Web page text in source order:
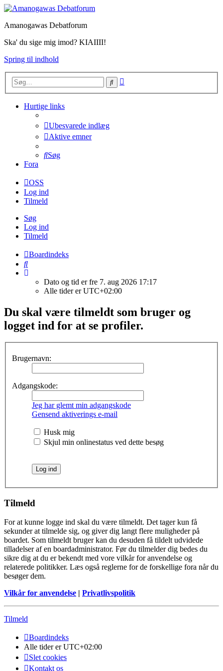
Amanogawas Debatforum
Ska' du sige mig imod? KIAIIII!
Spring til indhold
Søg
Hurtige links
Ubesvarede indlæg
Aktive emner
Søg
Fora
OSS
Log ind
Tilmeld
Søg
Log ind
Tilmeld
Boardindeks
Søg
Dato og tid er fre 7. aug 2026 17:17
Alle tider erUTC+02:00
Du skal være tilmeldt som bruger og
logget ind for at se profiler.
Brugernavn:
Adgangskode:
Jeg har glemt min adgangskode
Gensend aktiverings e-mail
Husk mig
Skjul min onlinestatus ved dette besøg
Tilmeld
For at kunne logge ind skal du være tilmeldt. Det tager kun få
sekunder at tilmelde sig, og giver dig langt flere muligheder på
boardet. Som tilmeldt bruger kan du desuden få tildelt udvidede
tilladelser af en boardadministrator. Før du tilmelder dig bedes du
sikre dig at du er bekendt med vore vilkår for anvendelse og
relaterede politikker. Læs også reglerne for de forskellige fora når du
besøger dem.
Vilkår for anvendelse | Privatlivspolitik
Tilmeld
Boardindeks
Alle tider erUTC+02:00
Slet cookies
Kontakt os